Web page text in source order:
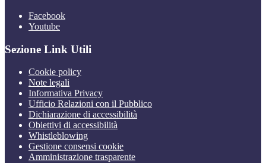
Facebook
Youtube
Sezione Link Utili
Cookie policy
Note legali
Informativa Privacy
Ufficio Relazioni con il Pubblico
Dichiarazione di accessibilità
Obiettivi di accessibilità
Whistleblowing
Gestione consensi cookie
Amministrazione trasparente